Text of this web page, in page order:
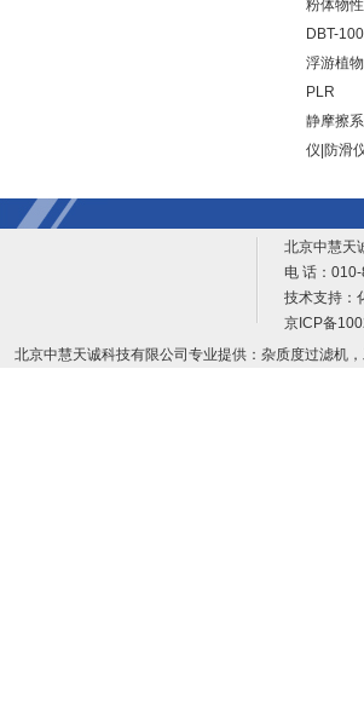
粉体物
DBT-
浮游植
PLR
静摩擦
仪|防滑
北京中慧天
电 话：
技术支持：
京ICP备
北京中慧天诚科技有限公司专业提供：杂质度过滤机